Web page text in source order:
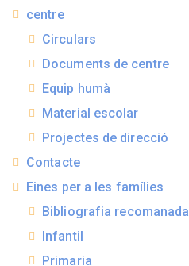
centre
Circulars
Documents de centre
Equip humà
Material escolar
Projectes de direcció
Contacte
Eines per a les famílies
Bibliografia recomanada
Infantil
Primaria